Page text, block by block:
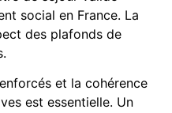
social en France. La
des plafonds de
et la cohérence
est essentielle. Un